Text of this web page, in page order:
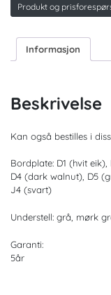
Produkt og
Informasjon
Beskrivelse
Kan også bestilles i
Bordplate: D1 (hvit
D4 (dark walnut), D5
J4 (svart)
Understell: grå, mørk
Garanti:
5år